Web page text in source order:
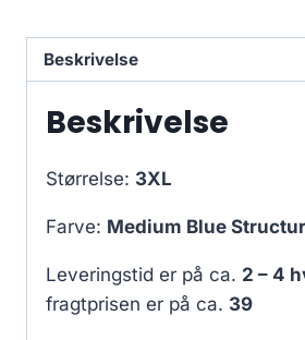
Beskrivelse
Beskrivelse
Størrelse: 3XL
Farve: Medium Blue
Leveringstid er på ca. 2 – 4
fragtprisen er på ca. 39